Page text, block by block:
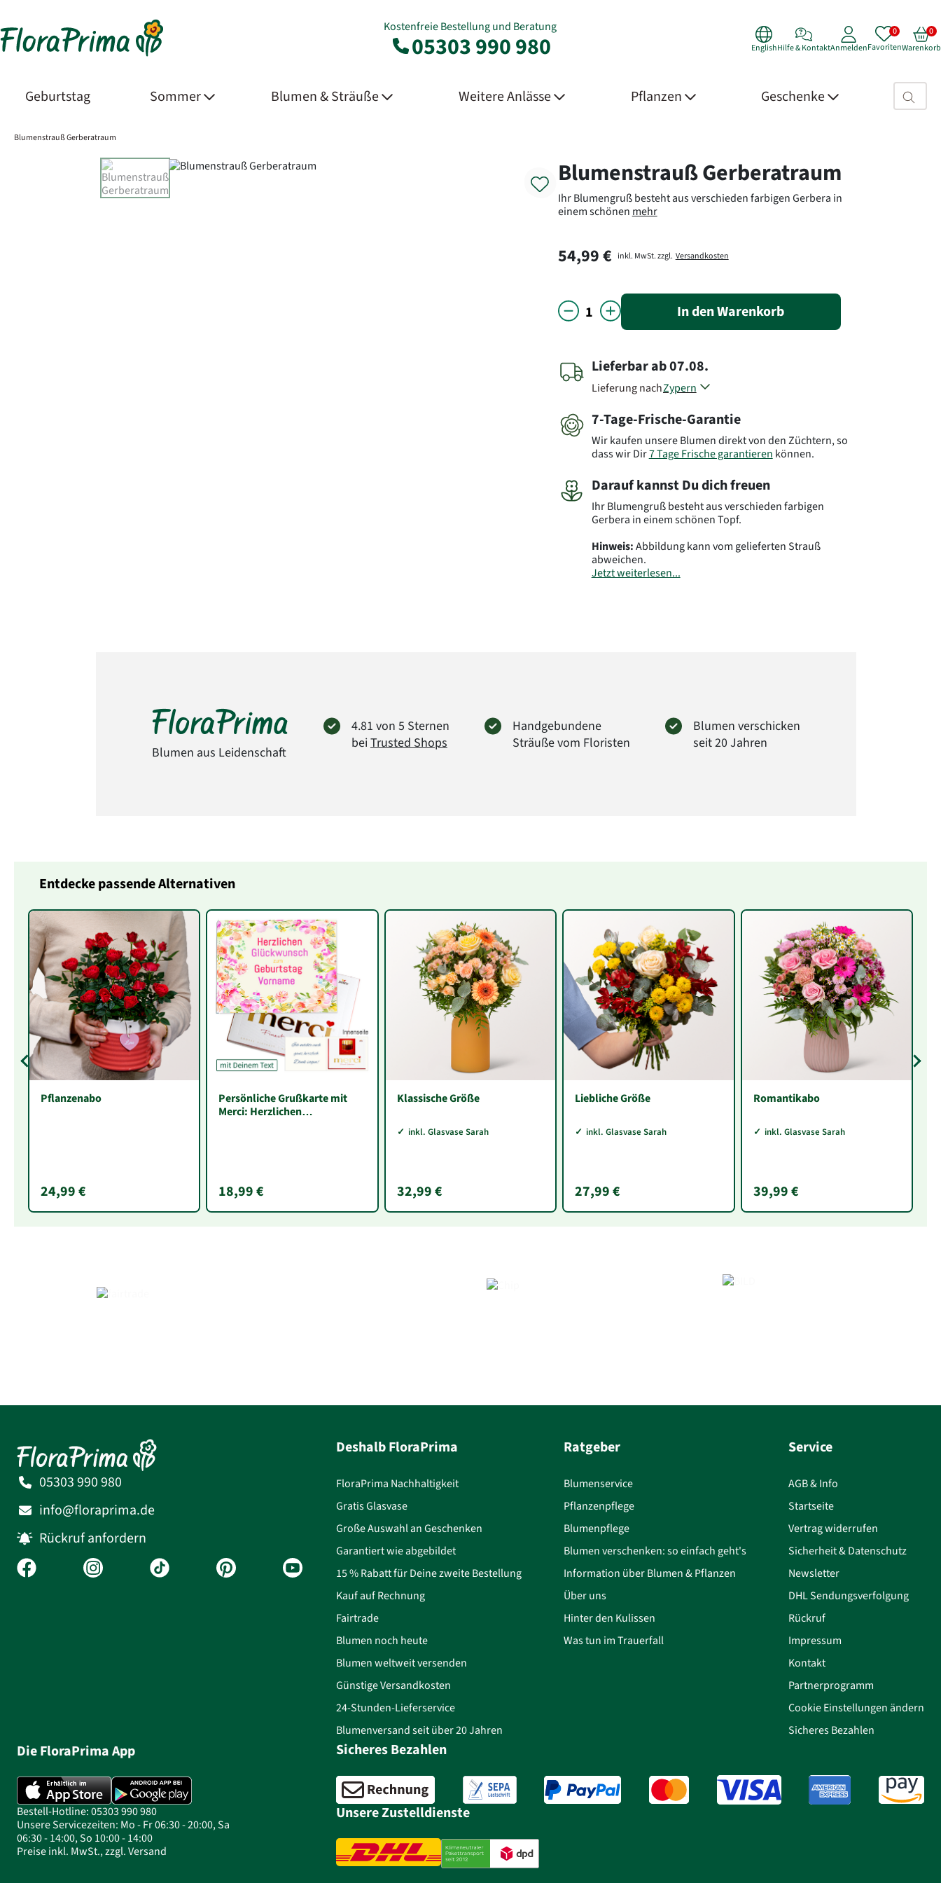
Kostenfreie Bestellung und Beratung
05303 990 980 EnglishHilfe & KontaktAnmeldenFavoritenWarenkorb
Geburtstag Sommer Blumen & Sträuße Weitere Anlässe Pflanzen Geschenke Suchfeld>
Blumenstrauß Gerberatraum
Product Images Product Details
Blumenstrauß Gerberatraum
Ihr Blumengruß besteht aus verschieden farbigen Gerbera in
einem schönen mehr
54,99 € inkl. MwSt. zzgl. Versandkosten
In den Warenkorb
Lieferbarab07.08.
Lieferung nachZypern
Andere Länder, andere Blumen..
7-Tage-Frische-Garantie
Wir kaufen unsere Blumen direkt von den Züchtern, so
dass wir Dir7 Tage Frische garantieren können.
Darauf kannst Du dich freuen
Ihr Blumengruß besteht aus verschieden farbigen
Gerbera in einem schönen Topf.
Hinweis:Abbildung kann vom gelieferten Strauß
abweichen.
Jetzt weiterlesen...
Blumen aus Leidenschaft
4.81 von 5 Sternen
bei Trusted Shops
Handgebundene
Sträuße vom Floristen
Blumen verschicken
seit 20 Jahren
Entdecke passende Alternativen
Pflanzenabo
24,99 €
Persönliche Grußkarte mit
Merci: Herzlichen
18,99 €
Klassische Größe
inkl. Glasvase Sarah
32,99 €
Liebliche Größe
inkl. Glasvase Sarah
27,99 €
Romantikabo
inkl. Glasvase Sarah
39,99 €
05303 990 980
info@floraprima.de
Rückruf anfordern
Die FloraPrima App
Bestell-Hotline: 05303 990 980
Unsere Servicezeiten: Mo - Fr 06:30 - 20:00, Sa
06:30 - 14:00, So 10:00 - 14:00
Preise inkl. MwSt., zzgl. Versand
Deshalb FloraPrima
FloraPrima Nachhaltigkeit
Gratis Glasvase
Große Auswahl an Geschenken
Garantiert wie abgebildet
15 % Rabatt für Deine zweite Bestellung
Kauf auf Rechnung
Fairtrade
Blumen noch heute
Blumen weltweit versenden
Günstige Versandkosten
24-Stunden-Lieferservice
Blumenversand seit über 20 Jahren
Ratgeber
Blumenservice
Pflanzenpflege
Blumenpflege
Blumen verschenken: so einfach geht's
Information über Blumen & Pflanzen
Über uns
Hinter den Kulissen
Was tun im Trauerfall
Service
AGB & Info
Startseite
Vertrag widerrufen
Sicherheit & Datenschutz
Newsletter
DHL Sendungsverfolgung
Rückruf
Impressum
Kontakt
Partnerprogramm
Cookie Einstellungen ändern
Sicheres Bezahlen
Sicheres Bezahlen
Unsere Zustelldienste